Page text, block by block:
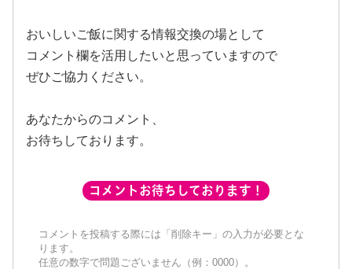
おいしいご飯に関する情報交換の場として
コメント欄を活用したいと思っていますので
ぜひご協力ください。
あなたからのコメント、
お待ちしております。
コメントお待ちしております！
コメントを投稿する際には「削除キー」の入力が必要とな
ります。
任意の数字で問題ございません（例：0000）。